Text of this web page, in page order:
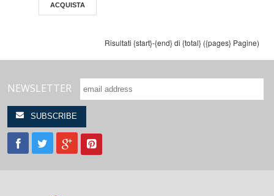
ACQUISTA
Risultati {start}-{end} di {total} ({pages} Pagine)
NEWSLETTER